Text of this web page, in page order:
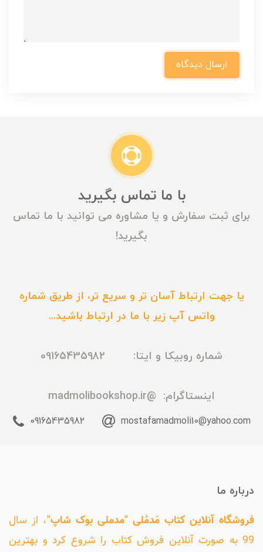
ارسال دیدگاه
با ما تماس بگیرید
برای ثبت سفارش و یا مشاوره می توانید با ما تماس
بگیرید!
یا جهت ارتباط آسان تر و سریع تر، از طریق شماره
واتس آپ زیر با ما در ارتباط باشید...
شماره روبیکا و ایتا: 09165435982
اینستاگرام: @madmolibookshop.ir
mostafamadmoli10@yahoo.com
09165435982
درباره ما
فروشگاه آنلاین کتاب مَدمُلی "مدملی بوک شاپ"، از سال
99 به صورت آنلاین فروش کتاب را شروع کرد و بهترین